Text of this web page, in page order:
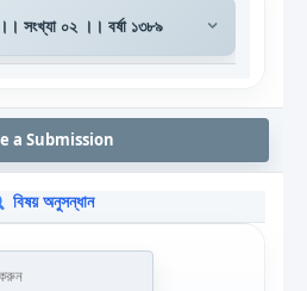
a Submission
বিষয় অনুসন্ধান